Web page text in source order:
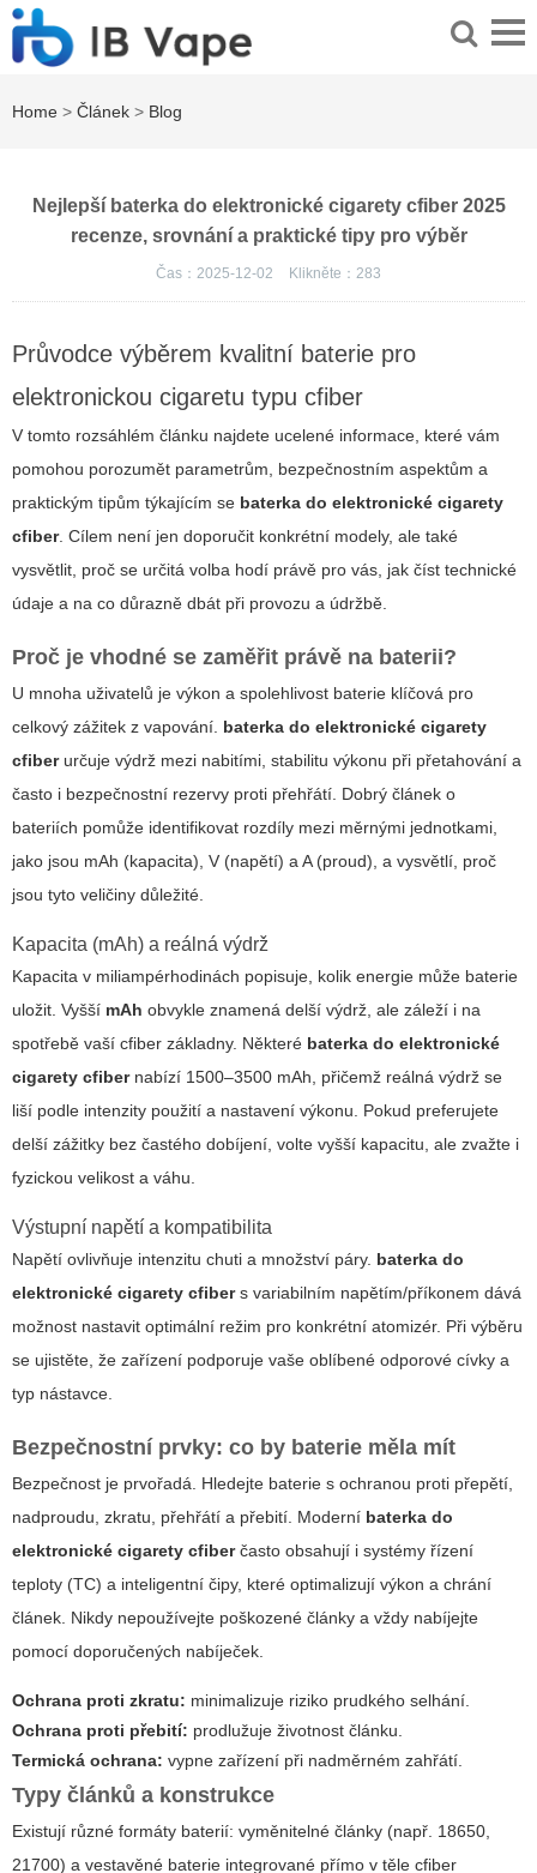
Home > Článek > Blog
Nejlepší baterka do elektronické cigarety cfiber 2025
recenze, srovnání a praktické tipy pro výběr
Čas：2025-12-02 Klikněte： 283
Průvodce výběrem kvalitní baterie pro
elektronickou cigaretu typu cfiber
V tomto rozsáhlém článku najdete ucelené informace, které vám
pomohou porozumět parametrům, bezpečnostním aspektům a
praktickým tipům týkajícím se baterka do elektronické cigarety
cfiber. Cílem není jen doporučit konkrétní modely, ale také
vysvětlit, proč se určitá volba hodí právě pro vás, jak číst technické
údaje a na co důrazně dbát při provozu a údržbě.
Proč je vhodné se zaměřit právě na baterii?
U mnoha uživatelů je výkon a spolehlivost baterie klíčová pro
celkový zážitek z vapování. baterka do elektronické cigarety
cfiberurčuje výdrž mezi nabitími, stabilitu výkonu při přetahování a
často i bezpečnostní rezervy proti přehřátí. Dobrý článek o
bateriích pomůže identifikovat rozdíly mezi měrnými jednotkami,
jako jsou mAh (kapacita), V (napětí) a A (proud), a vysvětlí, proč
jsou tyto veličiny důležité.
Kapacita (mAh) a reálná výdrž
Kapacita v miliampérhodinách popisuje, kolik energie může baterie
uložit. Vyšší mAh obvykle znamená delší výdrž, ale záleží i na
spotřebě vaší cfiber základny. Některé baterka do elektronické
cigarety cfibernabízí 1500–3500 mAh, přičemž reálná výdrž se
liší podle intenzity použití a nastavení výkonu. Pokud preferujete
delší zážitky bez častého dobíjení, volte vyšší kapacitu, ale zvažte i
fyzickou velikost a váhu.
Výstupní napětí a kompatibilita
Napětí ovlivňuje intenzitu chuti a množství páry. baterka do
elektronické cigarety cfibers variabilním napětím/příkonem dává
možnost nastavit optimální režim pro konkrétní atomizér. Při výběru
se ujistěte, že zařízení podporuje vaše oblíbené odporové cívky a
typ nástavce.
Bezpečnostní prvky: co by baterie měla mít
Bezpečnost je prvořadá. Hledejte baterie s ochranou proti přepětí,
nadproudu, zkratu, přehřátí a přebití. Moderní baterka do
elektronické cigarety cfiberčasto obsahují i systémy řízení
teploty (TC) a inteligentní čipy, které optimalizují výkon a chrání
článek. Nikdy nepoužívejte poškozené články a vždy nabíjejte
pomocí doporučených nabíječek.
Ochrana proti zkratu: minimalizuje riziko prudkého selhání.
Ochrana proti přebití: prodlužuje životnost článku.
Termická ochrana: vypne zařízení při nadměrném zahřátí.
Typy článků a konstrukce
Existují různé formáty baterií: vyměnitelné články (např. 18650,
21700) a vestavěné baterie integrované přímo v těle cfiber